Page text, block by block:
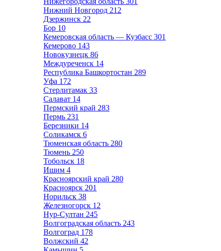
Нижний Новгород 212
Дзержинск 22
Бор 10
Кемеровская область — Кузбасс 301
Кемерово 143
Новокузнецк 86
Междуреченск 14
Республика Башкортостан 289
Уфа 172
Стерлитамак 33
Салават 14
Пермский край 283
Пермь 231
Березники 14
Соликамск 6
Тюменская область 280
Тюмень 250
Тобольск 18
Ишим 4
Красноярский край 280
Красноярск 201
Норильск 38
Железногорск 12
Нур-Султан 245
Волгоградская область 243
Волгоград 178
Волжский 42